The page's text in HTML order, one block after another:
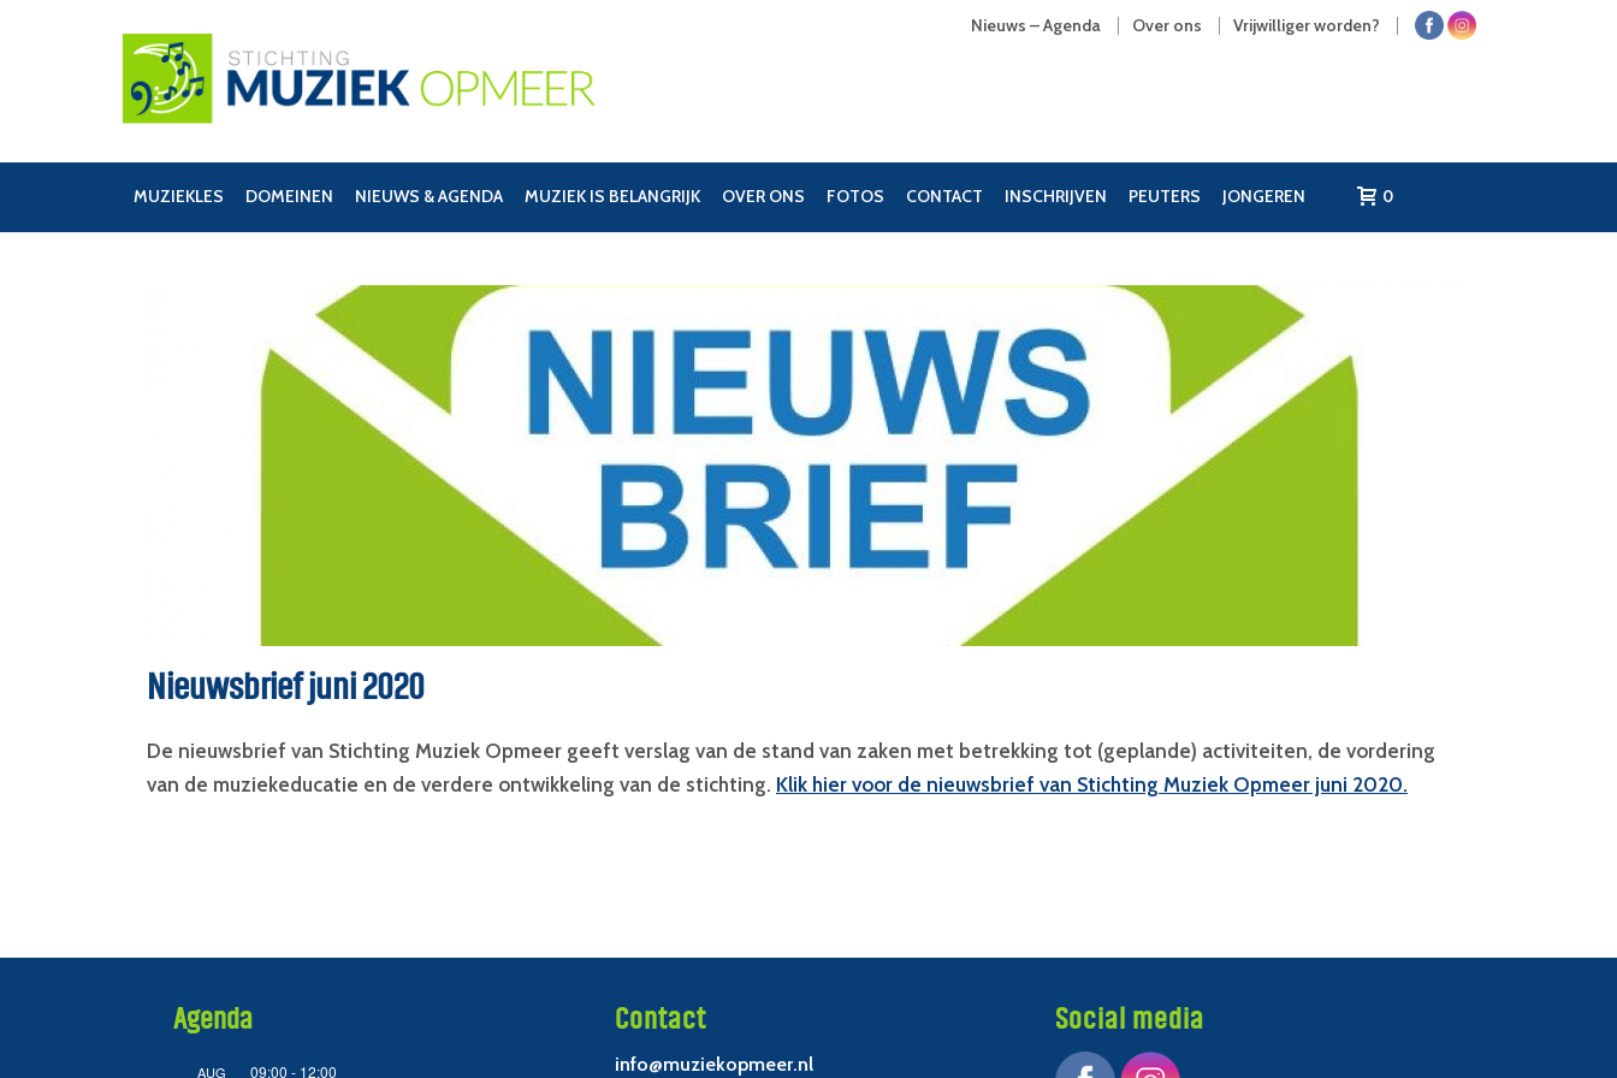
Nieuws – Agenda Over ons Vrijwilliger worden?
MUZIEKLES DOMEINEN NIEUWS & AGENDA MUZIEK IS BELANGRIJK OVER ONS FOTOS CONTACT INSCHRIJVEN PEUTERS JONGEREN 0
Nieuwsbrief juni 2020
De nieuwsbrief van Stichting Muziek Opmeer geeft verslag van de stand van zaken met betrekking tot (geplande) activiteiten, de vordering
van de muziekeducatie en de verdere ontwikkeling van de stichting. Klik hier voor de nieuwsbrief van Stichting Muziek Opmeer juni 2020.
Agenda
AUG 09:00 - 12:00
Contact
info@muziekopmeer.nl
Social media